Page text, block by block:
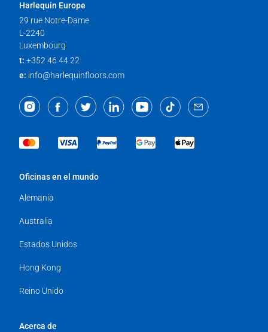
Harlequin Europe
29 rue Notre-Dame
L-2240
Luxembourg
t: +352 46 44 22
e: info@harlequinfloors.com
Oficinas en el mundo
Alemania
Australia
Estados Unidos
Hong Kong
Reino Unido
Acerca de